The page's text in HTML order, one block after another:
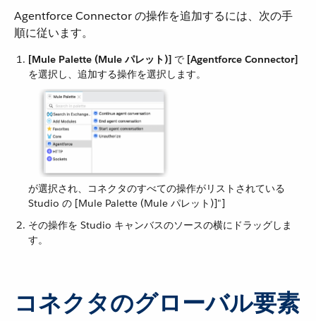
Agentforce Connector の操作を追加するには、次の手
順に従います。
[Mule Palette (Mule パレット)] ​ で ​ [Agentforce Connector]
を選択し、追加する操作を選択します。
が選択され、コネクタのすべての操作がリストされている
Studio の [Mule Palette (Mule パレット)]"]
その操作を Studio キャンバスのソースの横にドラッグしま
す。
コネクタのグローバル要素